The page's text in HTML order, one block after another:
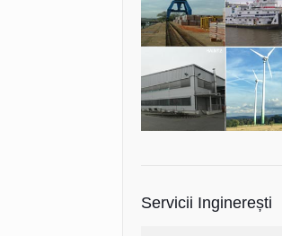
Servicii Inginerești